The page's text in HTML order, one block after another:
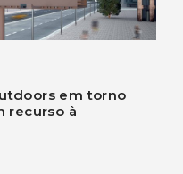
em torno
recurso à